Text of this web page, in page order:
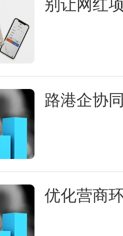
别让网红
路港企协
优化营商